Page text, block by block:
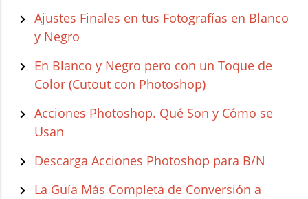
Ajustes Finales en tus Fotografías en Blanco
y Negro
En Blanco y Negro pero con un Toque de
Color (Cutout con Photoshop)
Acciones Photoshop. Qué Son y Cómo se
Usan
Descarga Acciones Photoshop para B/N
La Guía Más Completa de Conversión a